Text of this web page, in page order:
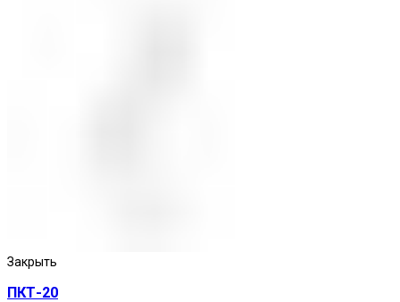
Закрыть
ПКТ-20